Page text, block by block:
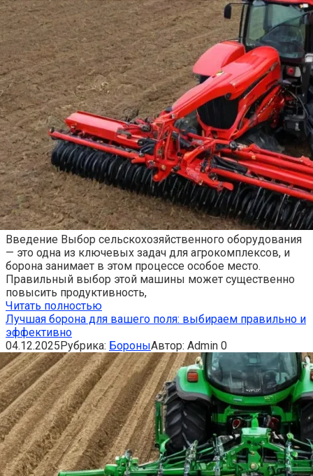
Введение Выбор сельскохозяйственного оборудования
— это одна из ключевых задач для агрокомплексов, и
борона занимает в этом процессе особое место.
Правильный выбор этой машины может существенно
повысить продуктивность,
Читать полностью
Лучшая борона для вашего поля: выбираем правильно и
эффективно
04.12.2025Рубрика: БороныАвтор: Admin 0